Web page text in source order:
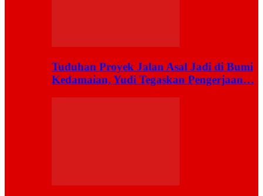
Tuduhan Proyek Jalan Asal Jadi di Bumi
Kedamaian, Yudi Tegaskan Pengerjaan…